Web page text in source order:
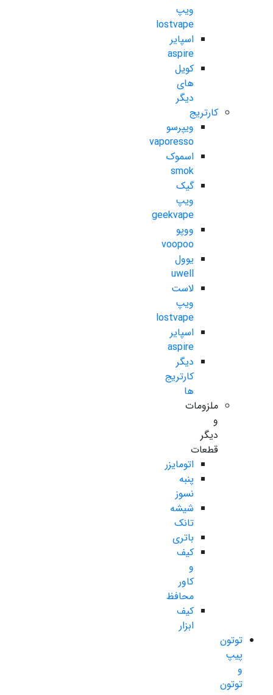
ویپ
lostvape
اسپایر
aspire
کویل
های
دیگر
کارتریج
ویپرسو
vaporesso
اسموک
smok
گیک
ویپ
geekvape
ووپو
voopoo
یوول
uwell
لاست
ویپ
lostvape
اسپایر
aspire
دیگر
کارتریج
ها
ملزومات
و
دیگر
قطعات
اتومایزر
پنبه
نسوز
شیشه
تانک
باتری
کیف
و
کاور
محافظ
کیف
ابزار
توتون
پیپ
و
توتون